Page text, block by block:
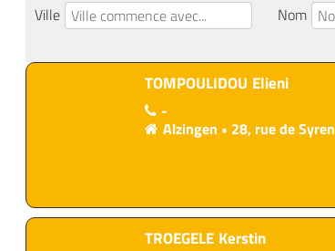
Ville Nom
TOMPOULIDOU Elieni
-
Alzingen
28, rue de Syren
TROEGELE Kerstin